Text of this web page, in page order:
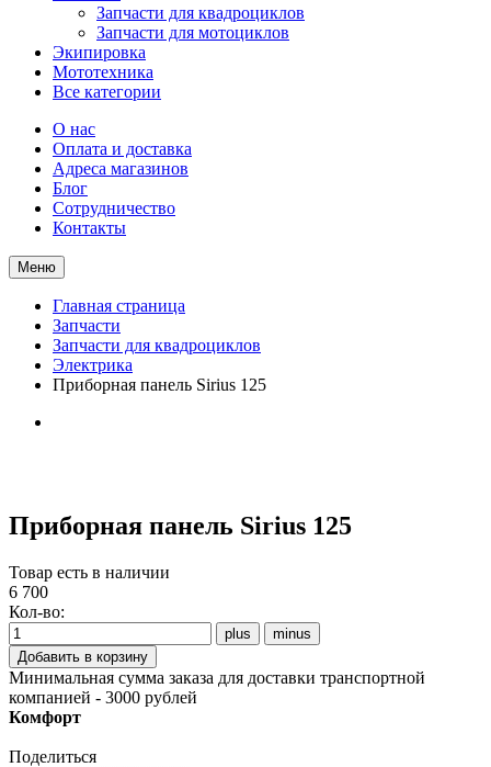
Запчасти для квадроциклов
Запчасти для мотоциклов
Экипировка
Мототехника
Все категории
О нас
Оплата и доставка
Адреса магазинов
Блог
Сотрудничество
Контакты
Меню
Главная страница
Запчасти
Запчасти для квадроциклов
Электрика
Приборная панель Sirius 125
Приборная панель Sirius 125
Товар есть в наличии
6 700
Кол-во:
Минимальная сумма заказа для доставки транспортной
компанией - 3000 рублей
Комфорт
Поделиться